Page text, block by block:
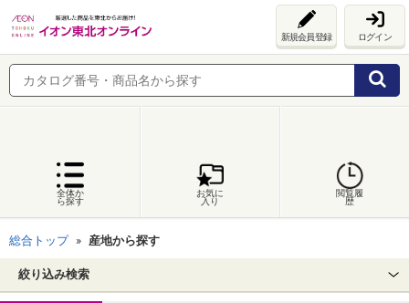
新規会員登録 ログイン
全体か
ら探す
お気に
入り
閲覧履
歴
総合トップ 産地から探す
絞り込み検索